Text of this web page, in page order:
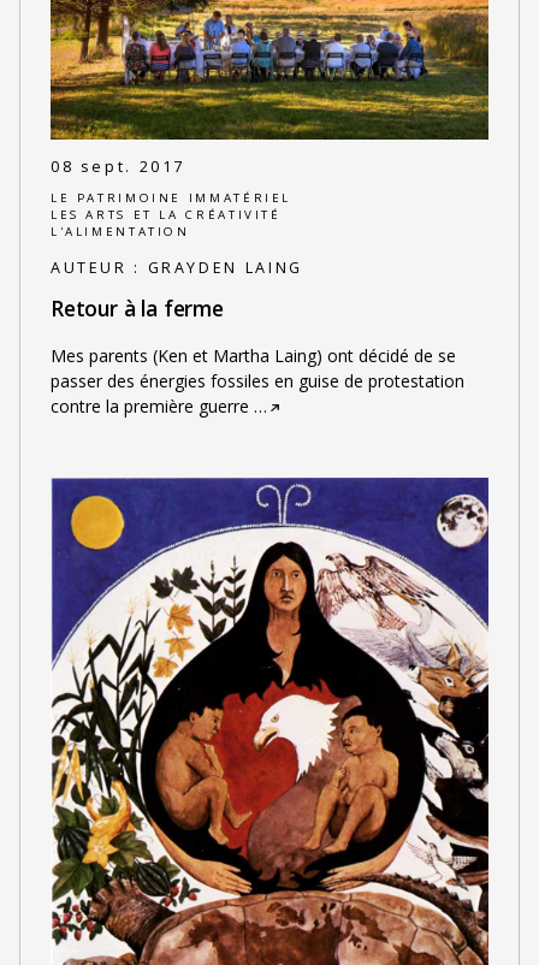
08 sept. 2017
LE PATRIMOINE IMMATÉRIEL
LES ARTS ET LA CRÉATIVITÉ
L'ALIMENTATION
AUTEUR : GRAYDEN LAING
Retour à la ferme
Mes parents (Ken et Martha Laing) ont décidé de se
passer des énergies fossiles en guise de protestation
contre la première guerre …